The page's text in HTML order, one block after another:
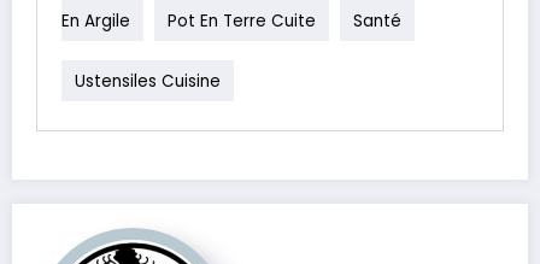
En Argile Pot En Terre Cuite Santé
Ustensiles Cuisine